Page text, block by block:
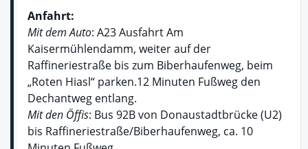
Anfahrt:
Mit dem Auto: A23 Ausfahrt Am
Kaisermühlendamm, weiter auf der
Raffineriestraße bis zum Biberhaufenweg, beim
„Roten Hiasl“ parken.12 Minuten Fußweg den
Dechantweg entlang.
Mit den Öffis: Bus 92B von Donaustadtbrücke (U2)
bis Raffineriestraße/Biberhaufenweg, ca. 10